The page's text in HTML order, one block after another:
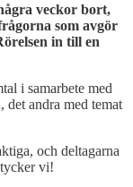
veckor bort,
som avgör
in till en
i samarbete med
andra med temat
och deltagarna
vi!